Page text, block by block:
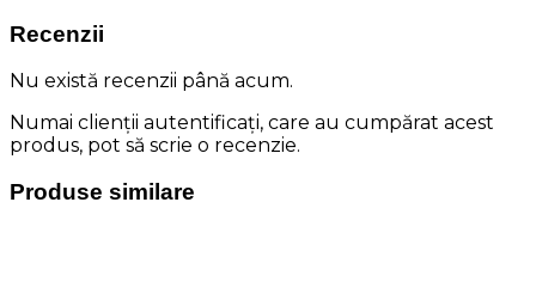
Recenzii
Nu există recenzii până acum.
Numai clienții autentificați, care au cumpărat acest
produs, pot să scrie o recenzie.
Produse similare